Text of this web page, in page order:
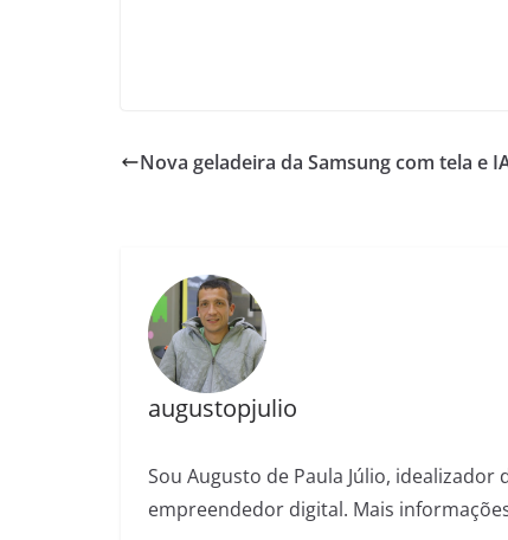
Nova geladeira da Samsung com tela e
augustopjulio
Sou Augusto de Paula Júlio,
empreendedor digital. Mais